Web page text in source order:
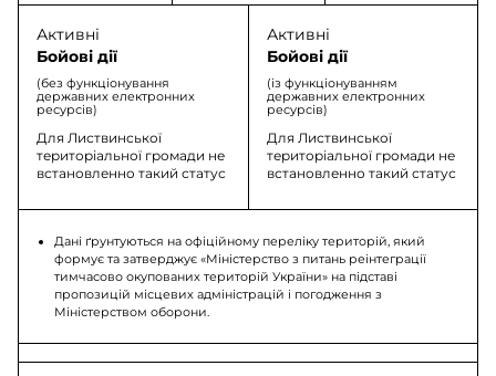
Активні
Бойові дії
(без функціонування
державних електронних
ресурсів)
Для Листвинської
територіальної громади не
встановленно такий статус
Активні
Бойові дії
(із функціонуванням
державних електронних
ресурсів)
Для Листвинської
територіальної громади не
встановленно такий статус
Дані ґрунтуються на офіційному переліку територій, який
формує та затверджує «Міністерство з питань реінтеграції
тимчасово окупованих територій України» на підставі
пропозицій місцевих адміністрацій і погодження з
Міністерством оборони.